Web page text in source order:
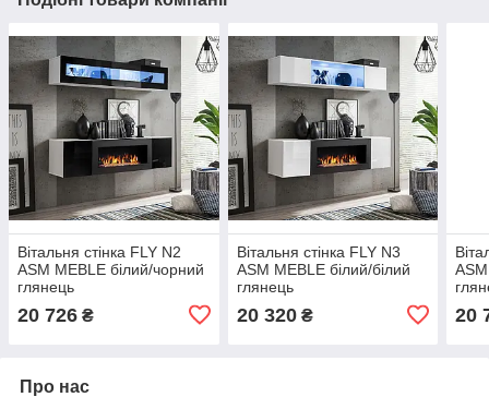
Вітальня стінка FLY N2
ASM MEBLE білий/чорний
глянець
20 726 ₴
Вітальня стінка FLY N3
ASM MEBLE білий/білий
глянець
20 320₴ 20
Про нас